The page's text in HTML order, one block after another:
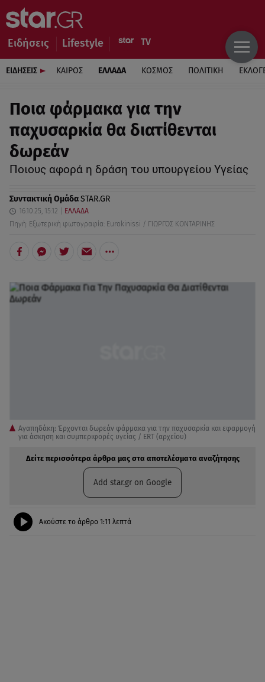
Ειδήσεις Lifestyle
ΕΙΔΗΣΕΙΣ ΚΑΙΡΟΣ ΕΛΛΑΔΑ ΚΟΣΜΟΣ ΠΟΛΙΤΙΚΗ
Ποια φάρμακα για την
παχυσαρκία θα διατίθενται
δωρεάν
Ποιους αφορά η δράση του υπουργείου Υγείας
Συντακτική ΟμάδαSTAR.GR
16.10.25, 15:12
ΕΛΛΑΔΑ
Πηγή: Εξωτερική φωτογραφία: Eurokinissi / ΓΙΩΡΓΟΣ ΚΟΝΤΑΡΙΝΗΣ
Αγαπηδάκη: Έρχονται δωρεάν φάρμακα για την παχυσαρκία και εφαρμογή
για άσκηση και συμπεριφορές υγείας / ERT (αρχείου)
Δείτε περισσότερα άρθρα μας στα αποτελέσματα αναζήτησης
Add star.gr on Google
Ακούστε το άρθρο 1:11 λεπτά